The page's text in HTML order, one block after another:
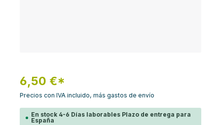
6,50 €*
Precios con IVA incluido, más gastos de envío
En stock 4-6 Días laborables Plazo de entrega para
España